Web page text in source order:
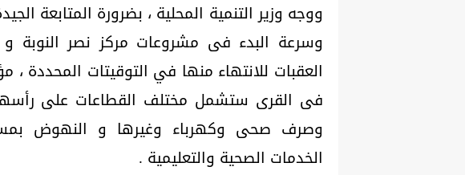
ووجه وزير التنمية المحلية ، بضرورة المتابعة
وسرعة البدء فى مشروعات مركز نصر النوبة
العقبات للانتهاء منها في التوقيتات المحددة
فى القرى ستشمل مختلف القطاعات على رأسها
وصرف صحى وكهرباء وغيرها و النهوض
الخدمات الصحية والتعليمية .